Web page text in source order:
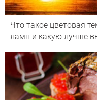
Что такое цветовая
ламп и какую лучше